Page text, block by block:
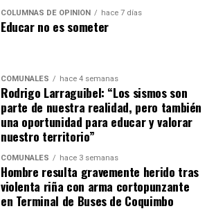
COLUMNAS DE OPINIÓN hace 7 días
Educar no es someter
COMUNALES hace 4 semanas
Rodrigo Larraguibel: “Los sismos son
parte de nuestra realidad, pero también
una oportunidad para educar y valorar
nuestro territorio”
COMUNALES hace 3 semanas
Hombre resulta gravemente herido tras
violenta riña con arma cortopunzante
en Terminal de Buses de Coquimbo